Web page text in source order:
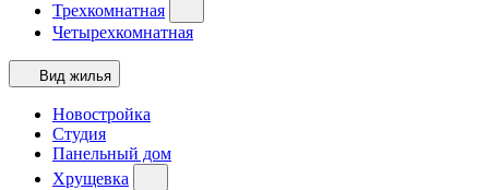
Трехкомнатная
Четырехкомнатная
Вид жилья
Новостройка
Студия
Панельный дом
Хрущевка